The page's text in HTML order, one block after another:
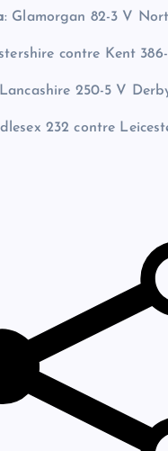
: Glamorgan 82-3 V
contre Kent
250-5 V
232 contre